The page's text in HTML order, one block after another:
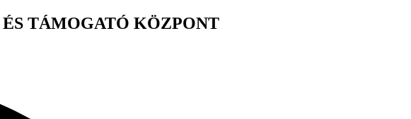
TÁMOGATÓ KÖZPONT